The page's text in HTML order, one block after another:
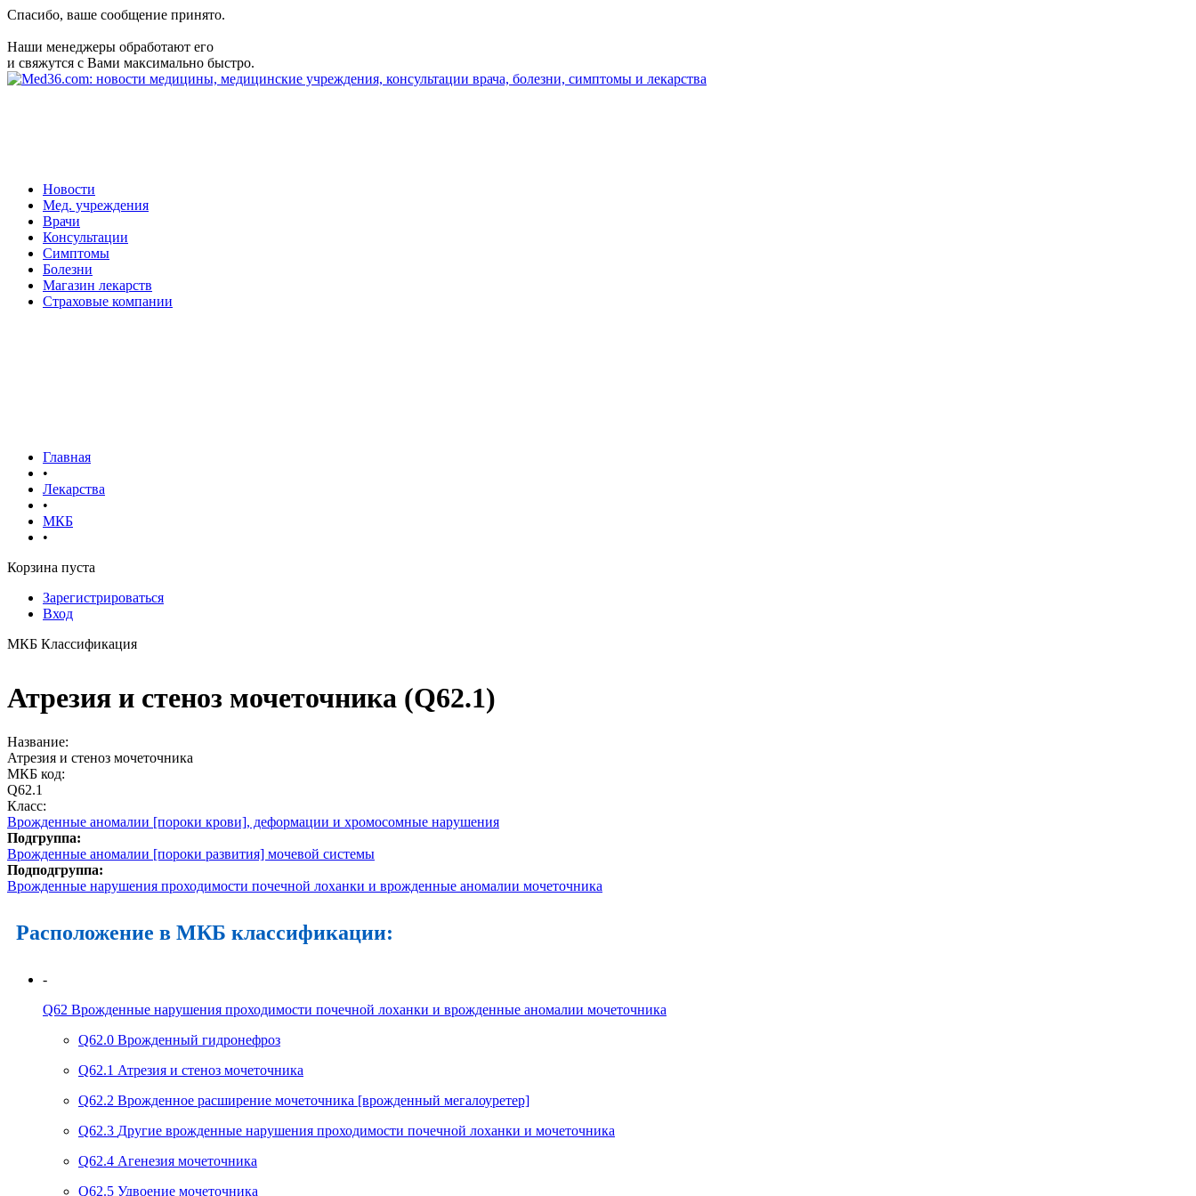
Спасибо, ваше сообщение принято.
Наши менеджеры обработают его
и свяжутся с Вами максимально быстро.
Новости
Мед. учреждения
Врачи
Консультации
Симптомы
Болезни
Магазин лекарств
Страховые компании
Главная
•
Лекарства
•
МКБ
•
Корзина пуста
Зарегистрироваться
Вход
МКБ Классификация
Атрезия и стеноз мочеточника (Q62.1)
Название:
Атрезия и стеноз мочеточника
МКБ код:
Q62.1
Класс:
Врожденные аномалии [пороки крови], деформации и хромосомные нарушения
Подгруппа:
Врожденные аномалии [пороки развития] мочевой системы
Подподгруппа:
Врожденные нарушения проходимости почечной лоханки и врожденные аномалии мочеточника
Расположение в МКБ классификации:
-
Q62 Врожденные нарушения проходимости почечной лоханки и врожденные аномалии мочеточника
Q62.0 Врожденный гидронефроз
Q62.1 Атрезия и стеноз мочеточника
Q62.2 Врожденное расширение мочеточника [врожденный мегалоуретер]
Q62.3 Другие врожденные нарушения проходимости почечной лоханки и мочеточника
Q62.4 Агенезия мочеточника
Q62.5 Удвоение мочеточника